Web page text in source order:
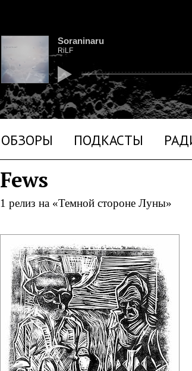
ОБЗОРЫ ПОДКАСТЫ
Soraninaru
RiLF
Fews
1 релиз на «Темной стороне Луны»